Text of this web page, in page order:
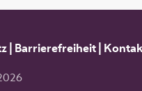
| Barrierefreiheit|